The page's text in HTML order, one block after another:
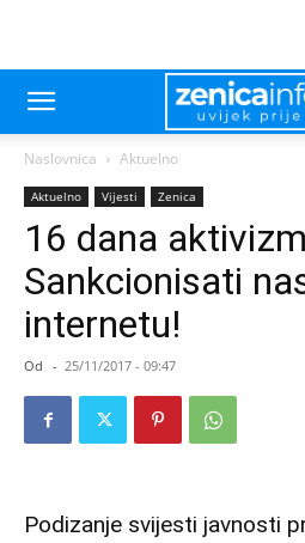
Naslovnica Aktuelno
Aktuelno Vijesti Zenica
16 dana
Sankcionisati
internetu!
Od - 25/11/2017 - 09:47
Podizanje svijesti javnosti